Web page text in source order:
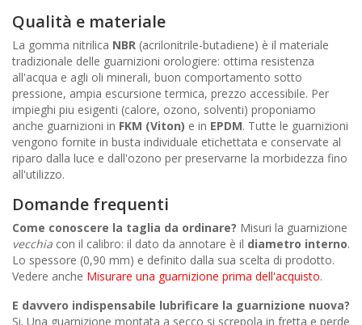
Qualità e materiale
La gomma nitrilica NBR (acrilonitrile-butadiene) è il materiale
tradizionale delle guarnizioni orologiere: ottima resistenza
all'acqua e agli oli minerali, buon comportamento sotto
pressione, ampia escursione termica, prezzo accessibile. Per
impieghi piu esigenti (calore, ozono, solventi) proponiamo
anche guarnizioni in FKM (Viton) e in EPDM. Tutte le guarnizioni
vengono fornite in busta individuale etichettata e conservate al
riparo dalla luce e dall'ozono per preservarne la morbidezza fino
all'utilizzo.
Domande frequenti
Come conoscere la taglia da ordinare? Misuri la guarnizione
vecchia con il calibro: il dato da annotare è il diametro interno.
Lo spessore (0,90 mm) e definito dalla sua scelta di prodotto.
Vedere anche Misurare una guarnizione prima dell'acquisto.
E davvero indispensabile lubrificare la guarnizione nuova?
Si. Una guarnizione montata a secco si screpola in fretta e perde